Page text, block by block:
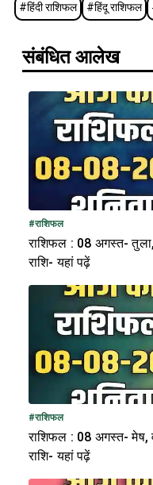
#हिंदी राशिफल #हिंदू राशिफल
संबंधित आलेख
#राशिफल
राशिफल : 08 अगस्त-
राशि- यहां पढ़ें
#राशिफल
राशिफल : 08 अगस्त- मेष,
राशि- यहां पढ़ें